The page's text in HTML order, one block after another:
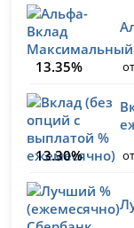
13.35%
13.30%